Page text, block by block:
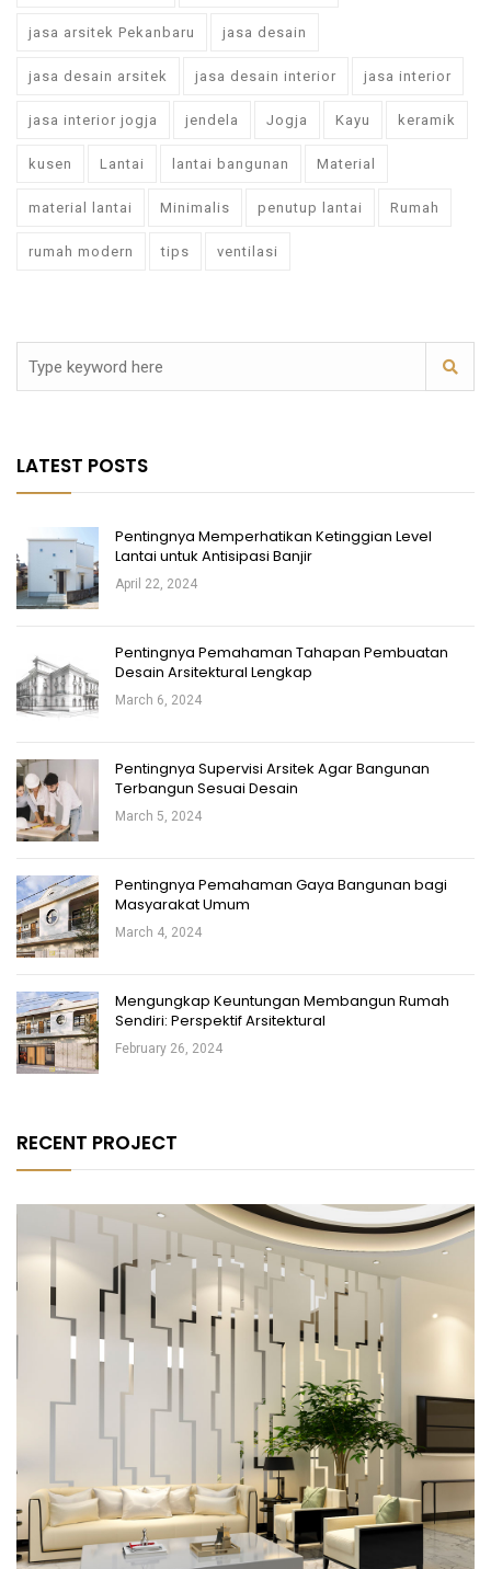
jasa arsitek Pekanbaru jasa desain
jasa desain arsitek jasa desain interior jasa interior
jasa interior jogja jendela Jogja Kayu keramik
kusen Lantai lantai bangunan Material
material lantai Minimalis penutup lantai Rumah
rumah modern tips ventilasi
LATEST POSTS
Pentingnya Memperhatikan Ketinggian Level
Lantai untuk Antisipasi Banjir
April 22, 2024
Pentingnya Pemahaman Tahapan Pembuatan
Desain Arsitektural Lengkap
March 6, 2024
Pentingnya Supervisi Arsitek Agar Bangunan
Terbangun Sesuai Desain
March 5, 2024
Pentingnya Pemahaman Gaya Bangunan bagi
Masyarakat Umum
March 4, 2024
Mengungkap Keuntungan Membangun Rumah
Sendiri: Perspektif Arsitektural
February 26, 2024
RECENT PROJECT